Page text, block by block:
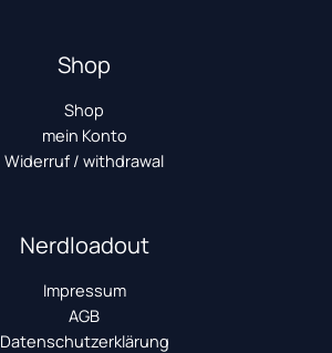
Shop
Shop
mein Konto
Widerruf / withdrawal
Nerdloadout
Impressum
AGB
Datenschutzerklärung